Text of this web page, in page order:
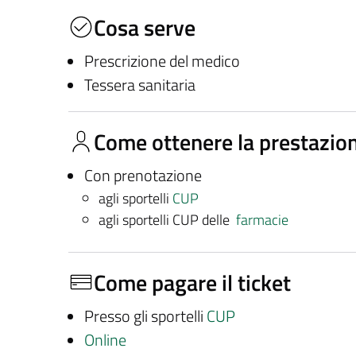
Cosa serve
Prescrizione del medico
Tessera sanitaria
Come ottenere la
Con prenotazione
agli sportelli CUP
agli sportelli CUP delle farmacie
Come pagare il ticket
Presso gli sportelli CUP
Online